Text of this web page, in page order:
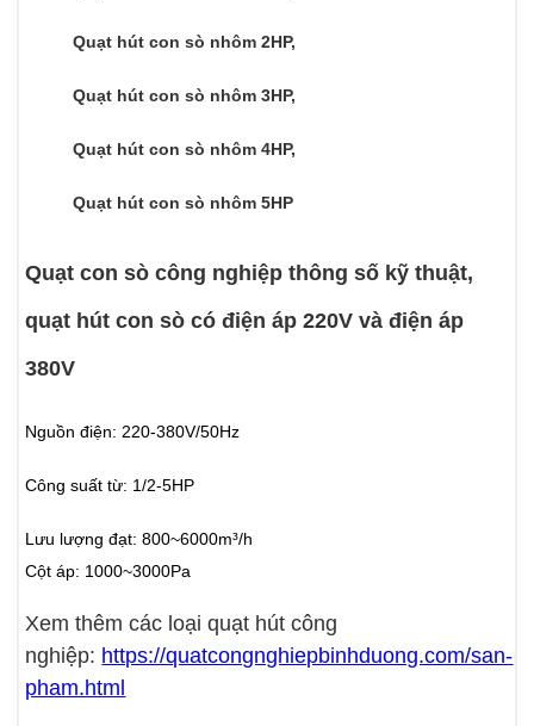
Quạt hút con sò nhôm 2HP,
Quạt hút con sò nhôm 3HP,
Quạt hút con sò nhôm 4HP,
Quạt hút con sò nhôm 5HP
Quạt con sò công nghiệp thông số kỹ thuật,
quạt hút con sò có điện áp 220V và điện áp
380V
Nguồn điện: 220-380V/50Hz
Công suất từ: 1/2-5HP
Lưu lượng đạt: 800~6000m³/h
Cột áp: 1000~3000Pa
Xem thêm các loại quạt hút công
nghiệp: https://quatcongnghiepbinhduong.com/san-
pham.html